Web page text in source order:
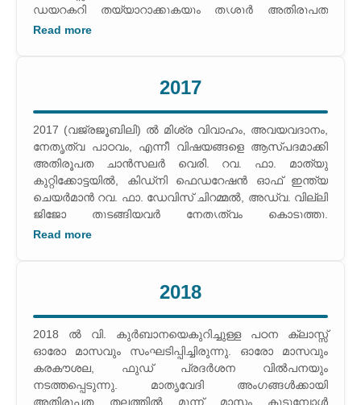
ഡയറക്ടറി തയ്യാറാക്കുകയും തൃശ്ശൂര്‍ അതിരൂപത
മെത്രാപ്പോലീത്ത മാര്‍ ആന്‍ഡ്രൂസ് താഴത്ത് പിതാവ്
വിതരണം ചെയ്യുകയും ചെയ്തു. അമ്മമാരിലുള്ള
സര്‍ഗ്ഗാത്മക കഴിവുകളെ ഉണര്‍ത്തിയെടുക്കുവാന്‍ ഒരു
കൈയെഴുത്തുമാസിക ഫൊറോന തലത്തില്‍
തയ്യാറാക്കി. മാതൃവേദിയുടെ
ചരിത്രത്തിലാദ്യമായാണ് മാതൃവേദി അമ്മമാര്‍ക്കായി
ഒരു കൈയെഴുത്തുമാസിക മത്സരം നടത്തിയത്.
Read more
2017
2017 (വജ്രജൂബിലി) ല്‍ മിശ്ര വിവാഹം, അവയവദാനം,
നേതൃത്വ പാഠവം, എന്നീ വിഷയങ്ങളെ ആസ്പദമാക്കി
അതിരൂപത ചാന്‍സലര്‍ വെരി. റവ. ഫാ. മാത്യു
കുറ്റിക്കോട്ടയില്‍, കിഡ്‌നി ഫെഡറേഷന്‍ ഓഫ് ഇന്ത്യ
ചെയര്‍മാന്‍ റവ. ഫാ. ഡേവിസ് ചിറമ്മല്‍, അഡ്വ. വില്ലി
ജിജോ തുടങ്ങിയവര്‍ നേതൃത്വം കൊടുത്തു.
അമ്മമാരുടെ വിവിധങ്ങളായ
പ്രസംഗം എന്നീ മത്സരങ്ങള്‍ നടത്തി. അമ്മമാരുടെ
കൂട്ടായ്മയും സഹകരണവും വര്‍ദ്ധിപ്പിക്കുന്നതിനും
അവരെ നേതൃത്വത്തിലേക്ക്
കൊണ്ടുവരുന്നതിനുവേണ്ടിയും മദേഴ്‌സ് ക്യാമ്പ് നടത്തി.
വജ്ര ജൂബിലി വര്‍ഷത്തില്‍ അറുപത് പേര്‍ക്ക്
ഡയാലിസിസ് ചെയ്യുവാനുള്ള തുക ജൂബിലി മിഷന്‍
ഹോസ്പിറ്റലിലേക്ക് കൈമാറി. ഇരുന്നൂറില്‍ പരം
Read more
2018
2018 ല്‍ വി. കുര്‍ബാനയെകുറിച്ചുള്ള പഠന ക്ലാസ്സ്
ഓരോ മാസവും സംഘടിപ്പിച്ചിരുന്നു. ഓരോ മാസവും
കരകൗശല, ഫുഡ് പ്രദര്‍ശന വില്‍പനയും
നടത്തപ്പെടുന്നു. മാതൃവേദി അംഗങ്ങള്‍ക്കായി
അതിരൂപത തലത്തില്‍ മൂന്ന് മാസം കൂടുമ്പോള്‍